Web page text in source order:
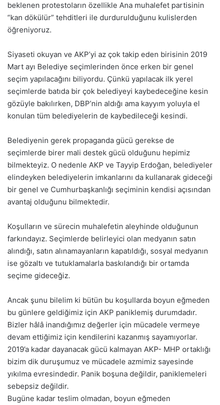
beklenen protestoların özellikle Ana muhalefet partisinin
“kan dökülür” tehditleri ile durdurulduğunu kulislerden
öğreniyoruz.
Siyaseti okuyan ve AKP’yi az çok takip eden birisinin 2019
Mart ayı Belediye seçimlerinden önce erken bir genel
seçim yapılacağını biliyordu. Çünkü yapılacak ilk yerel
seçimlerde batıda bir çok belediyeyi kaybedeceğine kesin
gözüyle bakılırken, DBP’nin aldığı ama kayyım yoluyla el
konulan tüm belediyelerin de kaybedileceği kesindi.
Belediyenin gerek propaganda gücü gerekse de
seçimlerde birer mali destek gücü olduğunu hepimiz
bilmekteyiz. O nedenle AKP ve Tayyip Erdoğan, belediyeler
elindeyken belediyelerin imkanlarını da kullanarak gideceği
bir genel ve Cumhurbaşkanlığı seçiminin kendisi açısından
avantaj olduğunu bilmektedir.
Koşulların ve sürecin muhalefetin aleyhinde olduğunun
farkındayız. Seçimlerde belirleyici olan medyanın satın
alındığı, satın alınamayanların kapatıldığı, sosyal medyanın
ise gözaltı ve tutuklamalarla baskılandığı bir ortamda
seçime gideceğiz.
Ancak şunu bilelim ki bütün bu koşullarda boyun eğmeden
bu günlere geldiğimiz için AKP paniklemiş durumdadır.
Bizler hâlâ inandığımız değerler için mücadele vermeye
devam ettiğimiz için kendilerini kazanmış sayamıyorlar.
2019’a kadar dayanacak gücü kalmayan AKP- MHP ortaklığı
bizim dik duruşumuz ve mücadele azmimiz sayesinde
yıkılma evresindedir. Panik boşuna değildir, paniklemeleri
sebepsiz değildir.
Bugüne kadar teslim olmadan, boyun eğmeden